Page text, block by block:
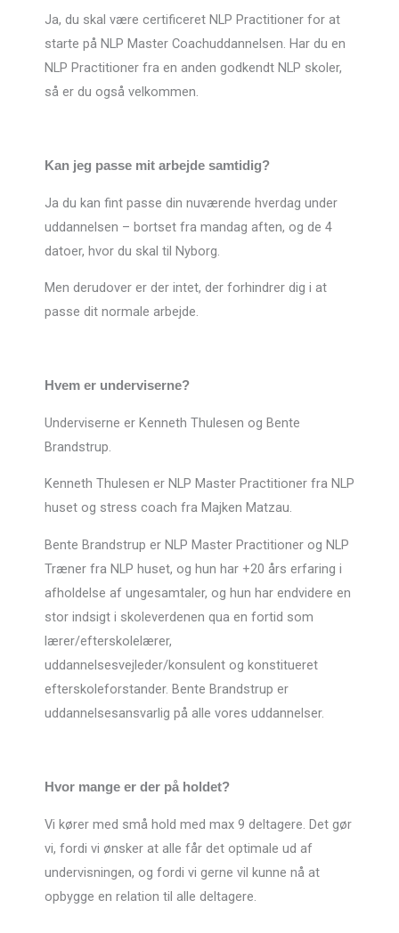
Ja, du skal være certificeret NLP Practitioner for at
starte på NLP Master Coachuddannelsen. Har du en
NLP Practitioner fra en anden godkendt NLP skoler,
så er du også velkommen.
Kan jeg passe mit arbejde samtidig?
Ja du kan fint passe din nuværende hverdag under
uddannelsen – bortset fra mandag aften, og de 4
datoer, hvor du skal til Nyborg.
Men derudover er der intet, der forhindrer dig i at
passe dit normale arbejde.
Hvem er underviserne?
Underviserne er Kenneth Thulesen og Bente
Brandstrup.
Kenneth Thulesen er NLP Master Practitioner fra NLP
huset og stress coach fra Majken Matzau.
Bente Brandstrup er NLP Master Practitioner og NLP
Træner fra NLP huset, og hun har +20 års erfaring i
afholdelse af ungesamtaler, og hun har endvidere en
stor indsigt i skoleverdenen qua en fortid som
lærer/efterskolelærer,
uddannelsesvejleder/konsulent og konstitueret
efterskoleforstander. Bente Brandstrup er
uddannelsesansvarlig på alle vores uddannelser.
Hvor mange er der på holdet?
Vi kører med små hold med max 9 deltagere. Det gør
vi, fordi vi ønsker at alle får det optimale ud af
undervisningen, og fordi vi gerne vil kunne nå at
opbygge en relation til alle deltagere.